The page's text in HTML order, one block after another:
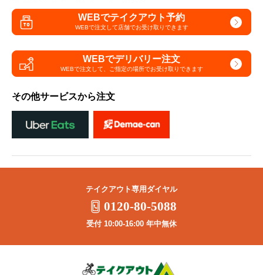
WEBでテイクアウト予約
WEBで注文して店舗でお受け取りできます
WEBでデリバリー注文
WEBで注文して、 ご指定の場所でお受け取りできます
その他サービスから注文
テイクアウト専用ダイヤル
0120-80-5088
受付 10:00-16:00 年中無休